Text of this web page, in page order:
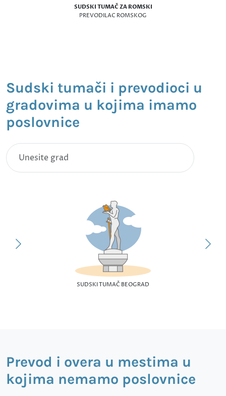
SUDSKI TUMAČ ZA ROMSKI
PREVODILAC ROMSKOG
Sudski tumači i prevodioci u
gradovima u kojima imamo
poslovnice
SUDSKI TUMAČ BEOGRAD
Prevod i overa u mestima u
kojima nemamo poslovnice